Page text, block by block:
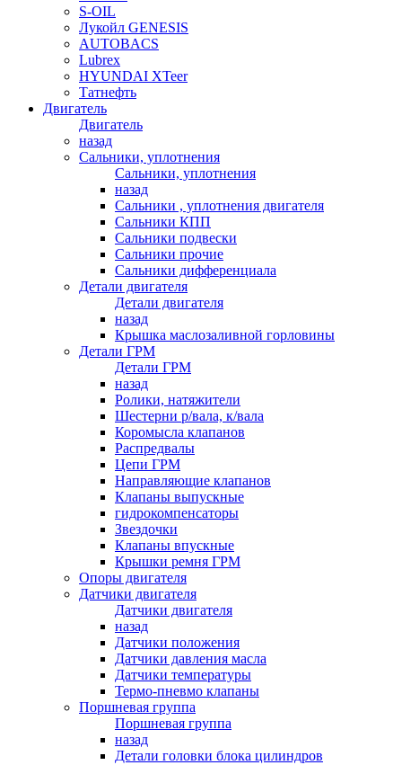
S-OIL
Лукойл GENESIS
AUTOBACS
Lubrex
HYUNDAI XTeer
Татнефть
Двигатель
Двигатель
назад
Сальники, уплотнения
Сальники, уплотнения
назад
Сальники , уплотнения двигателя
Сальники КПП
Сальники подвески
Сальники прочие
Сальники дифференциала
Детали двигателя
Детали двигателя
назад
Крышка маслозаливной горловины
Детали ГРМ
Детали ГРМ
назад
Ролики, натяжители
Шестерни р/вала, к/вала
Коромысла клапанов
Распредвалы
Цепи ГРМ
Направляющие клапанов
Клапаны выпускные
гидрокомпенсаторы
Звездочки
Клапаны впускные
Крышки ремня ГРМ
Опоры двигателя
Датчики двигателя
Датчики двигателя
назад
Датчики положения
Датчики давления масла
Датчики температуры
Термо-пневмо клапаны
Поршневая группа
Поршневая группа
назад
Детали головки блока цилиндров